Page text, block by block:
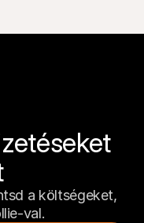
a költségeket,
val.